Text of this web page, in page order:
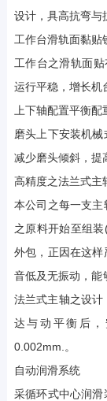
设计，具高抗弯与
工作台滑轨面黏贴
工作台之滑轨面
运行平稳，增长机
上下轴配置平衡配
磨头上下安装机械
减少磨头倾斜，提
高精度之法兰式主
本公司之每一支
之原料开始至组
外包，正因在这
音低及无振动，能
法兰式主轴之设计
达与动平衡后
0.002mm.。
自动润滑系统
采循环式中心润